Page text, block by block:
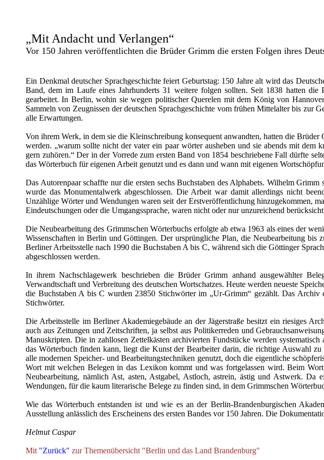
„Mit Andacht und Verlangen“
Vor 150 Jahren veröffentlichten die Brüder Grimm die ersten Folgen ihres
Ein Denkmal deutscher Sprachgeschichte feiert Geburtstag: 150 Jahre alt wird das
Band, dem im Laufe eines Jahrhunderts 31 weitere folgen sollten. Seit 1838 hatten
gearbeitet. In Berlin, wohin sie wegen politischer Querelen mit dem König von
Sammeln von Zeugnissen der deutschen Sprachgeschichte vom frühen Mittelalter bis zur
alle Erwartungen.
Von ihrem Werk, in dem sie die Kleinschreibung konsequent anwandten, hatten die
werden. „warum sollte nicht der vater ein paar wörter ausheben und sie abends mit
gern zuhören.“ Der in der Vorrede zum ersten Band von 1854 beschriebene Fall dürfte
das Wörterbuch für eigenen Arbeit genutzt und es dann und wann mit eigenen
Das Autorenpaar schaffte nur die ersten sechs Buchstaben des Alphabets. Wilhelm
wurde das Monumentalwerk abgeschlossen. Die Arbeit war damit allerdings nicht
Unzählige Wörter und Wendungen waren seit der Erstveröffentlichung hinzugekommen,
Eindeutschungen oder die Umgangssprache, waren nicht oder nur unzureichend
Die Neubearbeitung des Grimmschen Wörterbuchs erfolgte ab etwa 1963 als eines der
Wissenschaften in Berlin und Göttingen. Der ursprüngliche Plan, die Neubearbeitung
Berliner Arbeitsstelle nach 1990 die Buchstaben A bis C, während sich die Göttinger
abgeschlossen werden.
In ihrem Nachschlagewerk beschrieben die Brüder Grimm anhand ausgewählter
Verwandtschaft und Verbreitung des deutschen Wortschatzes. Heute werden neueste
die Buchstaben A bis C wurden 23850 Stichwörter im „Ur-Grimm“ gezählt. Das
Stichwörter.
Die Arbeitsstelle im Berliner Akademiegebäude an der Jägerstraße besitzt ein riesiges
auch aus Zeitungen und Zeitschriften, ja selbst aus Politikerreden und
Manuskripten. Die in zahllosen Zettelkästen archivierten Fundstücke werden
das Wörterbuch finden kann, liegt die Kunst der Bearbeiter darin, die richtige Auswahl
alle modernen Speicher- und Bearbeitungstechniken genutzt, doch die eigentliche
Wort mit welchen Belegen in das Lexikon kommt und was fortgelassen wird. Beim
Neubearbeitung, nämlich Ast, asten, Astgabel, Astloch, astrein, ästig und Astwerk.
Wendungen, für die kaum literarische Belege zu finden sind, in dem Grimmschen
Wie das Wörterbuch entstanden ist und wie es an der Berlin-Brandenburgischen
Ausstellung anlässlich des Erscheinens des ersten Bandes vor 150 Jahren. Die
Helmut Caspar
Mit "Zurück" zur Themenübersicht "Berlin und das Land Brandenburg"